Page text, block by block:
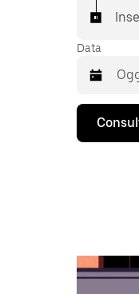
Data
Utilizza
tasto
interagire
con